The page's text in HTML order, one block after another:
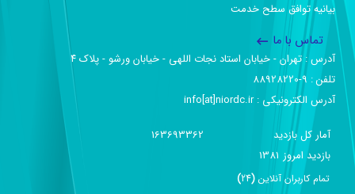
بیانیه توافق سطح خدمت
تماس با ما
آدرس :‌ تهران - خیابان استاد نجات اللهی - خیابان ورشو - پلاک ۴
تلفن :‌ 9-88928220
آدرس الکترونیکی :‌ info[at]niordc.ir
آمار کل بازدید
163693362
بازديد امروز 1381
تمام کاربران آنلاين (
24
)